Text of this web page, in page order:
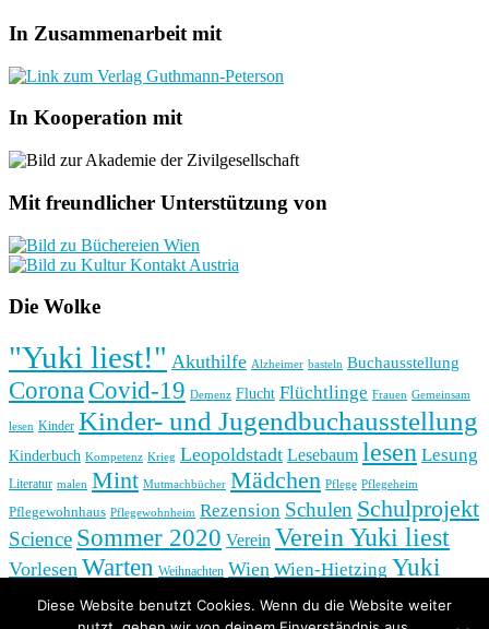
In Zusammenarbeit mit
In Kooperation mit
Mit freundlicher Unterstützung von
Die Wolke
"Yuki liest!" Akuthilfe Alzheimer basteln Buchausstellung
Corona Covid-19 Demenz Flucht Flüchtlinge Frauen Gemeinsam
lesen Kinder Kinder- und Jugendbuchausstellung
Kinderbuch Kompetenz Krieg Leopoldstadt Lesebaum lesen Lesung
Literatur malen Mint Mutmachbücher Mädchen Pflege Pflegeheim
Pflegewohnhaus Pflegewohnheim Rezension Schulen Schulprojekt
Science Sommer 2020 Verein Verein Yuki liest
Vorlesen Warten Weihnachten Wien Wien-Hietzing Yuki
Zeichnen
Diese Website benutzt Cookies. Wenn du die Website weiter